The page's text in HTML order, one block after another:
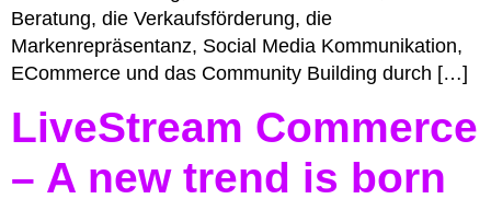
Beratung, die Verkaufsförderung, die
Markenrepräsentanz, Social Media Kommunikation,
ECommerce und das Community Building durch […]
LiveStream Commerce
– A new trend is born